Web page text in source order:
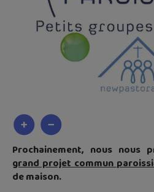
Prochainement, nous nous
grand projet commun
de maison.